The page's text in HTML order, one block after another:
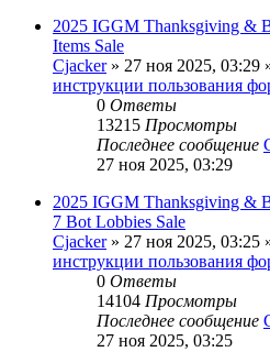
2025 IGGM Thanksgiving &
Items Sale
Cjacker» 27 ноя 2025, 03:29
инструкции пользования
0 Ответы
13215 Просмотры
Последнее сообщение
27 ноя 2025, 03:29
2025 IGGM Thanksgiving &
7 Bot Lobbies Sale
Cjacker» 27 ноя 2025, 03:25
инструкции пользования
0 Ответы
14104 Просмотры
Последнее сообщение
27 ноя 2025, 03:25